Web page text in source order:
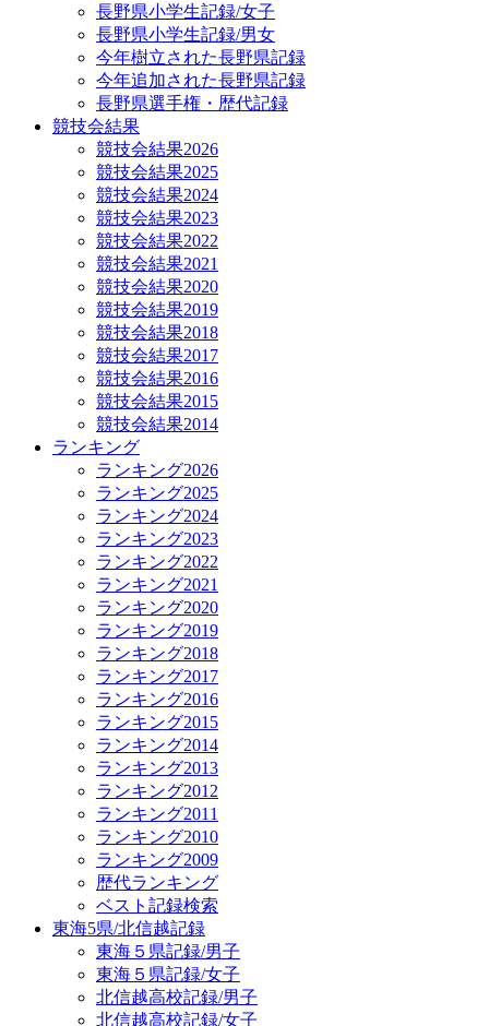
長野県小学生記録/女子
長野県小学生記録/男女
今年樹立された長野県記録
今年追加された長野県記録
長野県選手権・歴代記録
競技会結果
競技会結果2026
競技会結果2025
競技会結果2024
競技会結果2023
競技会結果2022
競技会結果2021
競技会結果2020
競技会結果2019
競技会結果2018
競技会結果2017
競技会結果2016
競技会結果2015
競技会結果2014
ランキング
ランキング2026
ランキング2025
ランキング2024
ランキング2023
ランキング2022
ランキング2021
ランキング2020
ランキング2019
ランキング2018
ランキング2017
ランキング2016
ランキング2015
ランキング2014
ランキング2013
ランキング2012
ランキング2011
ランキング2010
ランキング2009
歴代ランキング
ベスト記録検索
東海5県/北信越記録
東海５県記録/男子
東海５県記録/女子
北信越高校記録/男子
北信越高校記録/女子